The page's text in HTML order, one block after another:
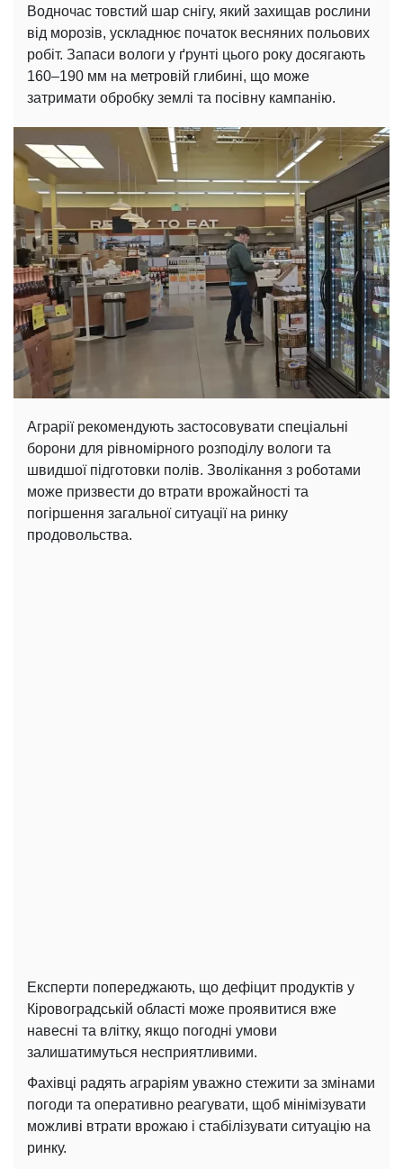
Водночас товстий шар снігу, який захищав рослини
від морозів, ускладнює початок весняних польових
робіт. Запаси вологи у ґрунті цього року досягають
160–190 мм на метровій глибині, що може
затримати обробку землі та посівну кампанію.
Аграрії рекомендують застосовувати спеціальні
борони для рівномірного розподілу вологи та
швидшої підготовки полів. Зволікання з роботами
може призвести до втрати врожайності та
погіршення загальної ситуації на ринку
продовольства.
Експерти попереджають, що дефіцит продуктів у
Кіровоградській області може проявитися вже
навесні та влітку, якщо погодні умови
залишатимуться несприятливими.
Фахівці радять аграріям уважно стежити за змінами
погоди та оперативно реагувати, щоб мінімізувати
можливі втрати врожаю і стабілізувати ситуацію на
ринку.